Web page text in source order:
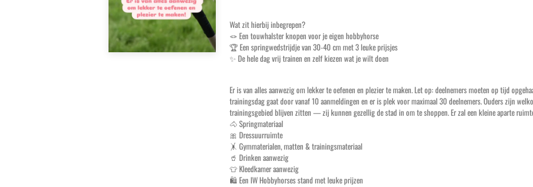
Wat zit hierbij inbegrepen?
🪢 Een touwhalster knopen voor je eigen hobbyhorse
🏆 Een springwedstrijdje van 30-40 cm met 3 leuke prijsjes
✨ De hele dag vrij trainen en zelf kiezen wat je wilt doen
Er is van alles aanwezig om lekker te oefenen en plezier te maken. Let op: deelnemers moeten op tijd
trainingsdag gaat door vanaf 10 aanmeldingen en er is plek voor maximaal 30 deelnemers. Ouders zijn
trainingsgebied blijven zitten — zij kunnen gezellig de stad in om te shoppen. Er zal een kleine aparte
🐴 Springmateriaal
🎀 Dressuurruimte
🤸 Gymmaterialen, matten & trainingsmateriaal
🥤 Drinken aanwezig
👕 Kleedkamer aanwezig
🛍️ Een IW Hobbyhorses stand met leuke prijzen